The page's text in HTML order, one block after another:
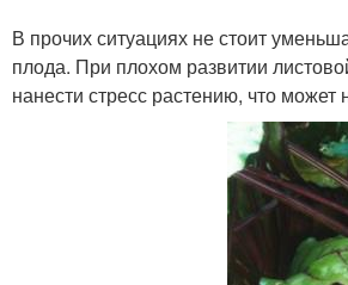
В прочих ситуациях не стоит
плода. При плохом развитии
нанести стресс растению, что может